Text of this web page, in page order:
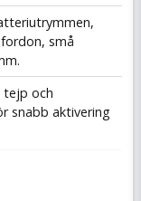
små
tejp och
snabb aktivering